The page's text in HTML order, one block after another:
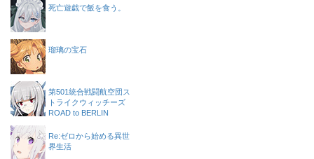
死亡遊戯で飯を食う。
瑠璃の宝石
第501統合戦闘航空団ス
トライクウィッチーズ
ROAD to BERLIN
Re:ゼロから始める異世
界生活